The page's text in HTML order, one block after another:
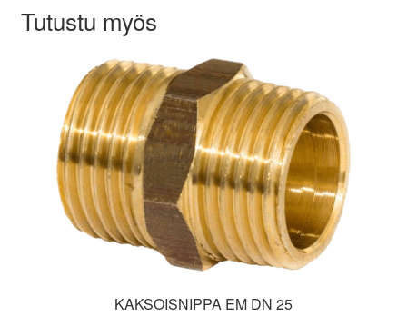
Tutustu myös
KAKSOISNIPPA EM DN 25